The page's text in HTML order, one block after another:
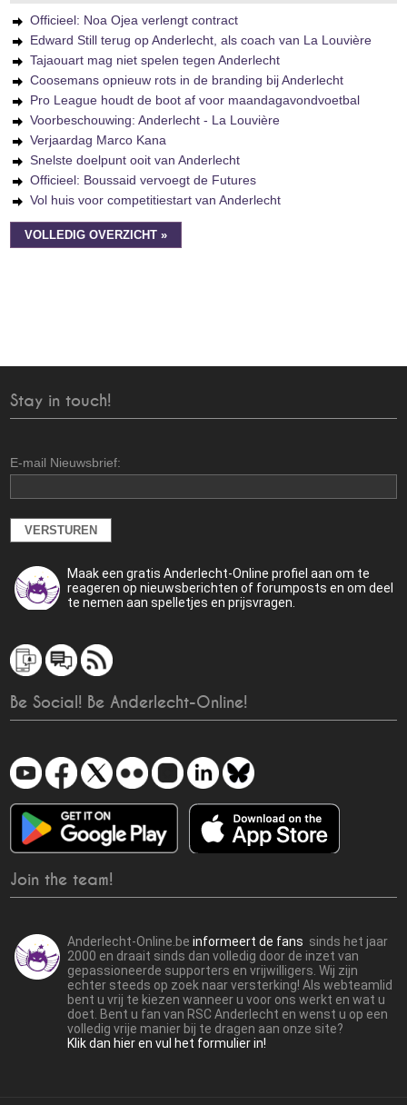
Officieel: Noa Ojea verlengt contract
Edward Still terug op Anderlecht, als coach van La Louvière
Tajaouart mag niet spelen tegen Anderlecht
Coosemans opnieuw rots in de branding bij Anderlecht
Pro League houdt de boot af voor maandagavondvoetbal
Voorbeschouwing: Anderlecht - La Louvière
Verjaardag Marco Kana
Snelste doelpunt ooit van Anderlecht
Officieel: Boussaid vervoegt de Futures
Vol huis voor competitiestart van Anderlecht
VOLLEDIG OVERZICHT »
Stay in touch!
E-mail Nieuwsbrief:
Maak een gratis Anderlecht-Online profiel aan om te
reageren op nieuwsberichten of forumposts en om deel
te nemen aan spelletjes en prijsvragen.
Be Social! Be Anderlecht-Online!
Join the team!
Anderlecht-Online.beinformeert de fans sinds het jaar
2000 en draait sinds dan volledig door de inzet van
gepassioneerde supporters en vrijwilligers. Wij zijn
echter steeds op zoek naar versterking! Als webteamlid
bent u vrij te kiezen wanneer u voor ons werkt en wat u
doet. Bent u fan van RSC Anderlecht en wenst u op een
volledig vrije manier bij te dragen aan onze site?
Klik dan hier en vul het formulier in!